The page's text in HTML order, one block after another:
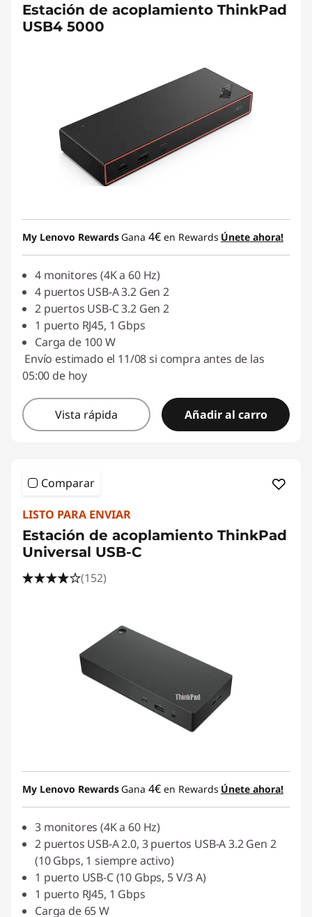
Estación de acoplamiento ThinkPad
USB4 5000
My Lenovo Rewards Gana 4€ en Rewards Únete ahora!
4 monitores (4K a 60 Hz)
4 puertos USB-A 3.2 Gen 2
2 puertos USB-C 3.2 Gen 2
1 puerto RJ45, 1 Gbps
Carga de 100 W
Envío estimado el 11/08 si compra antes de las
05:00 de hoy
Vista rápida Añadir al carro
Comparar
LISTO PARA ENVIAR
Estación de acoplamiento ThinkPad
Universal USB-C
(152)
My Lenovo Rewards Gana 4€ en Rewards Únete ahora!
3 monitores (4K a 60 Hz)
2 puertos USB-A 2.0, 3 puertos USB-A 3.2 Gen 2
(10 Gbps, 1 siempre activo)
1 puerto USB-C (10 Gbps, 5 V/3 A)
1 puerto RJ45, 1 Gbps
Carga de 65 W